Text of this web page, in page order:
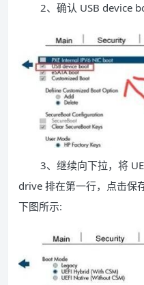
2、确认 USB device
3、继续向下拉，将
drive 排在第一行，点击保
下图所示: